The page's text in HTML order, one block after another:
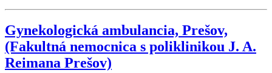
Gynekologická ambulancia, Prešov,
(Fakultná nemocnica s poliklinikou J. A.
Reimana Prešov)